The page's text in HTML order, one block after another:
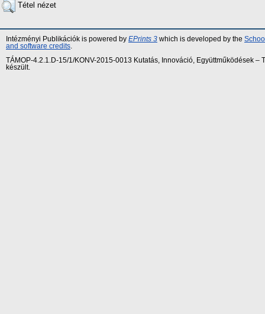
Tétel nézet
Intézményi Publikációk is powered by EPrints 3 which is developed by the
and software credits
TÁMOP-4.2.1.D-15/1/KONV-2015-0013 Kutatás, Innováció, Együttműködések
készült.